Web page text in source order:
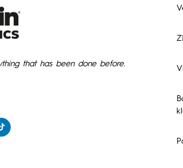
that has been done before.